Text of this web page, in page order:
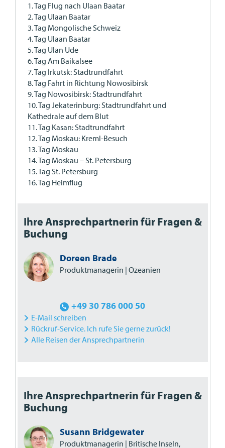
1. Tag Flug nach Ulaan Baatar
2. Tag Ulaan Baatar
3. Tag Mongolische Schweiz
4. Tag Ulaan Baatar
5. Tag Ulan Ude
6. Tag Am Baikalsee
7. Tag Irkutsk: Stadtrundfahrt
8. Tag Fahrt in Richtung Nowosibirsk
9. Tag Nowosibirsk: Stadtrundfahrt
10. Tag Jekaterinburg: Stadtrundfahrt und
Kathedrale auf dem Blut
11. Tag Kasan: Stadtrundfahrt
12. Tag Moskau: Kreml-Besuch
13. Tag Moskau
14. Tag Moskau – St. Petersburg
15. Tag St. Petersburg
16. Tag Heimflug
Ihre Ansprechpartnerin für Fragen &
Buchung
Doreen Brade
Produktmanagerin | Ozeanien
+49 30 786 000 50
E-Mail schreiben
Rückruf-Service. Ich rufe Sie gerne zurück!
Alle Reisen der Ansprechpartnerin
Ihre Ansprechpartnerin für Fragen &
Buchung
Susann Bridgewater
Produktmanagerin | Britische Inseln,